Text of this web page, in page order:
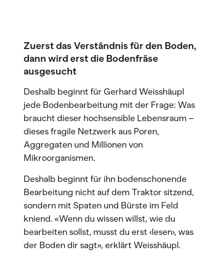
Zuerst das Verständnis für den Boden,
dann wird erst die Bodenfräse
ausgesucht
Deshalb beginnt für Gerhard Weisshäupl
jede Bodenbearbeitung mit der Frage: Was
braucht dieser hochsensible Lebensraum –
dieses fragile Netzwerk aus Poren,
Aggregaten und Millionen von
Mikroorganismen.
Deshalb beginnt für ihn bodenschonende
Bearbeitung nicht auf dem Traktor sitzend,
sondern mit Spaten und Bürste im Feld
kniend. «Wenn du wissen willst, wie du
bearbeiten sollst, musst du erst ‹lesen›, was
der Boden dir sagt», erklärt Weisshäupl.